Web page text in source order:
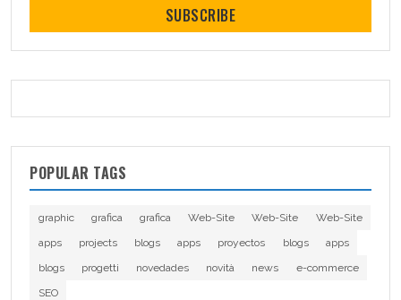
SUBSCRIBE
POPULAR TAGS
graphic grafica grafica Web-Site Web-Site
Web-Site
apps
projects blogs apps proyectos blogs
apps
blogs
progetti novedades novità news
e-commerce
SEO